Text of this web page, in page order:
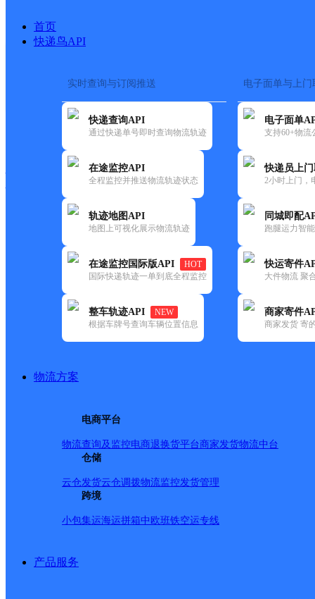
首页
快递鸟API
实时查询与订阅推送
快递查询API
通过快递单号即时查询物流轨迹
在途监控API
全程监控并推送物流轨迹状态
轨迹地图API
地图上可视化展示物流轨迹
在途监控国际版API
HOT
国际快递轨迹一单到底全程监控
整车轨迹API
NEW
根据车牌号查询车辆位置信息
电子面单与上门
电子面单
支持60+物流
快递员上
2小时上门，
同城即配
跑腿运力智
快运寄件
大件物流 聚
商家寄件
商家发货 寄
物流方案
电商平台
物流查询及监控电商退换货平台商家发货物流中台
仓储
云仓发货云仓调拨物流监控发货管理
跨境
小包集运海运拼箱中欧班铁空运专线
产品服务
快运大全 快递时效
韵达
内蒙古包头公司土默特右旗分部
更新时间：2022-07-14 00:00:00
所属快递：韵达速递
所属区域：内蒙古自治区-包头市-土默特右旗
网点地址：内蒙古自治区包头市土默特右旗西立交桥加油
网点负责人：